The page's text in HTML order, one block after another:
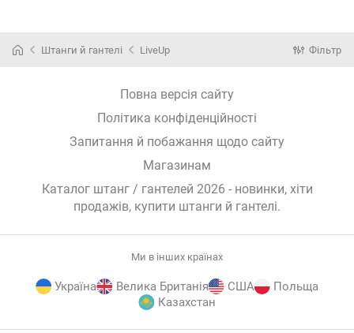
Штанги й гантелі LiveUp Фільтр
Повна версія сайту
Політика конфіденційності
Запитання й побажання щодо сайту
Магазинам
Каталог штанг / гантелей 2026 - новинки, хіти
продажів, купити штанги й гантелі.
Ми в інших країнах
Україна Велика Британія США
Польща
Казахстан